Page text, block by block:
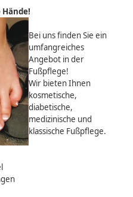
Bei uns finden Sie ein
umfangreiches
Angebot in der
Fußpflege!
Wir bieten Ihnen
kosmetische,
diabetische,
medizinische und
klassische Fußpflege.